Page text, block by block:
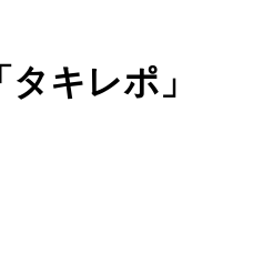
キレポ」